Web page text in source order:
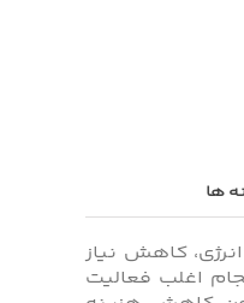
ها
کاهش نیاز
اغلب فعالیت